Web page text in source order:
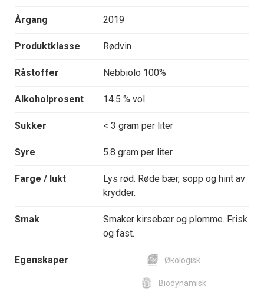
Årgang 2019
Produktklasse Rødvin
Råstoffer Nebbiolo 100%
Alkoholprosent 14.5 % vol.
Sukker < 3 gram per liter
Syre 5.8 gram per liter
Farge / lukt
Lys rød. Røde bær, sopp og hint av
krydder.
Smak
Smaker kirsebær og plomme. Frisk
og fast.
Egenskaper Økologisk
Biodynamisk